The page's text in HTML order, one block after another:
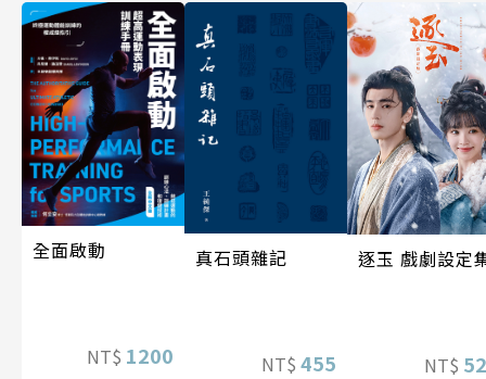
全面啟動
NT$ 1200
真石頭雜記
NT$ 455
逐玉 戲劇設定
NT$